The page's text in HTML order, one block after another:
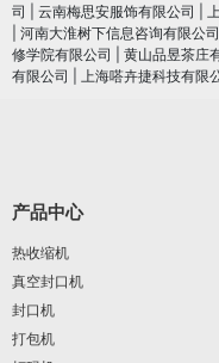
司
云南梅思安服饰有限公司
河南大淮树下信息咨询有限公司
修学院有限公司
黄山品昱茶庄
有限公司
上海嗒卉捷科技有限
产品中心
热收缩机
真空封口机
封口机
打包机